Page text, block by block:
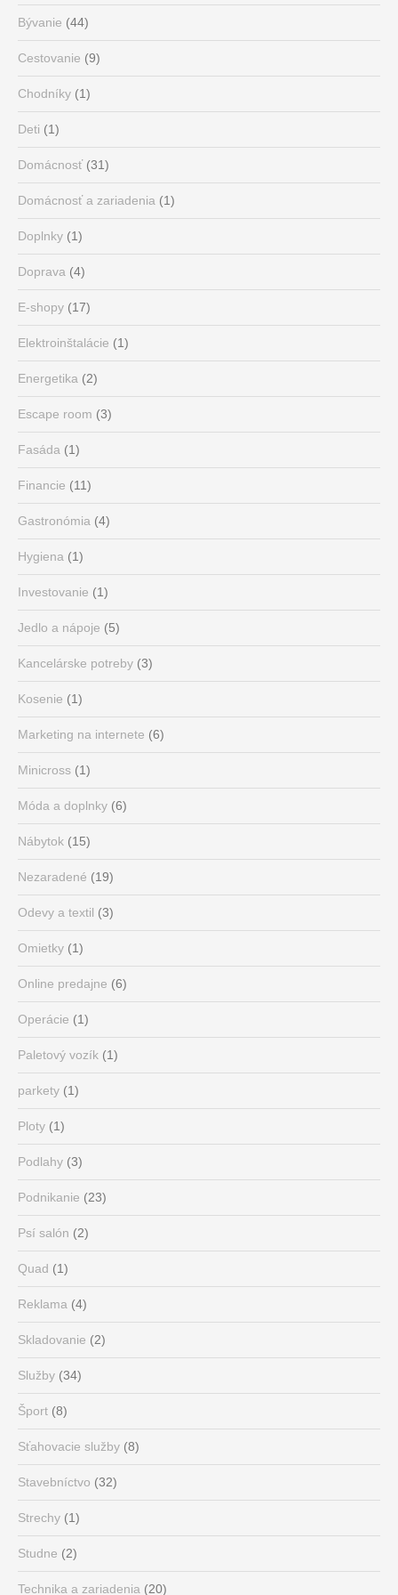
Bývanie (44)
Cestovanie (9)
Chodníky (1)
Deti (1)
Domácnosť(31)
Domácnosť a zariadenia (1)
Doplnky (1)
Doprava (4)
E-shopy (17)
Elektroinštalácie (1)
Energetika (2)
Escape room (3)
Fasáda (1)
Financie (11)
Gastronómia (4)
Hygiena (1)
Investovanie (1)
Jedlo a nápoje (5)
Kancelárske potreby (3)
Kosenie (1)
Marketing na internete (6)
Minicross (1)
Móda a doplnky (6)
Nábytok (15)
Nezaradené (19)
Odevy a textil (3)
Omietky (1)
Online predajne (6)
Operácie (1)
Paletový vozík (1)
parkety (1)
Ploty (1)
Podlahy (3)
Podnikanie (23)
Psí salón (2)
Quad (1)
Reklama (4)
Skladovanie (2)
Služby (34)
Šport (8)
Sťahovacie služby (8)
Stavebníctvo (32)
Strechy (1)
Studne (2)
Technika a zariadenia (20)